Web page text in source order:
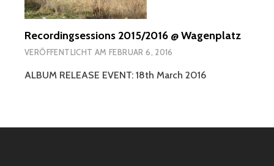
Recordingsessions 2015/2016 @ Wagenplatz
VERÖFFENTLICHT AMFEBRUAR 6, 2016
ALBUM RELEASE EVENT: 18th March 2016